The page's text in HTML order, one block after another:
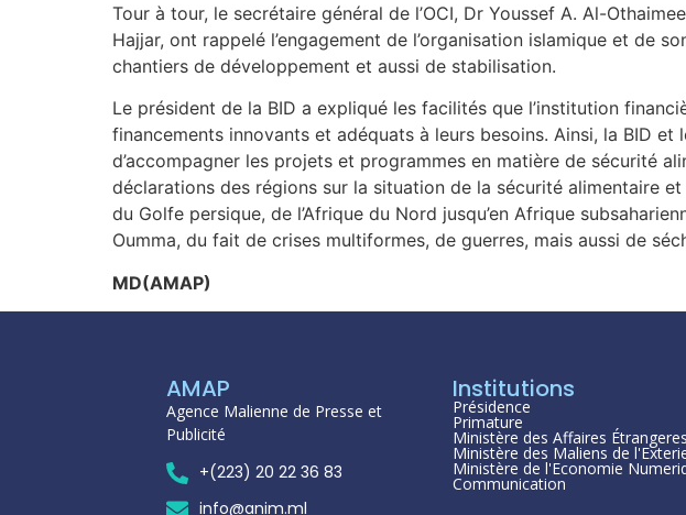
Tour à tour, le secrétaire général de l’OCI, Dr Youssef A. Al-
Hajjar, ont rappelé l’engagement de l’organisation islamique et de
chantiers de développement et aussi de stabilisation.
Le président de la BID a expliqué les facilités que l’institution
financements innovants et adéquats à leurs besoins. Ainsi, la BID
d’accompagner les projets et programmes en matière de sécurité
déclarations des régions sur la situation de la sécurité alimentaire
du Golfe persique, de l’Afrique du Nord jusqu’en Afrique
Oumma, du fait de crises multiformes, de guerres, mais aussi de
MD(AMAP)
AMAP
Agence Malienne de Presse et
Publicité
+(223) 20 22 36 83
info@anim.ml
Institutions
Présidence
Primature
Ministère des Affaires Étrangeres
Ministère des Maliens de
Ministère de l'Economie
Communication